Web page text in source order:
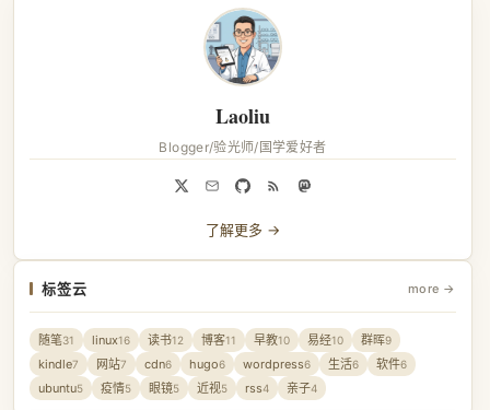
Laoliu
Blogger/验光师/国学爱好者
了解更多 →
标签云 more →
随笔31 linux16 读书12 博客11 早教10 易经10 群晖9
kindle7 网站7 cdn6 hugo6 wordpress6 生活6 软件6
ubuntu5 疫情5 眼镜5 近视5 rss4 亲子4